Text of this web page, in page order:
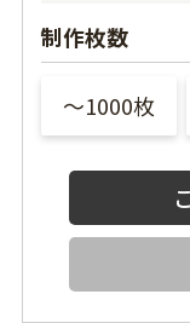
制作枚数
〜1000枚